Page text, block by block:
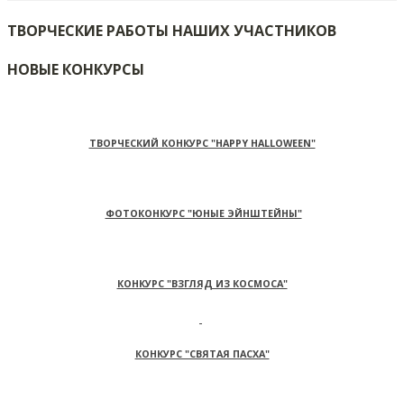
ТВОРЧЕСКИЕ РАБОТЫ НАШИХ УЧАСТНИКОВ
НОВЫЕ КОНКУРСЫ
ТВОРЧЕСКИЙ КОНКУРС "HAPPY HALLOWEEN"
ФОТОКОНКУРС "ЮНЫЕ ЭЙНШТЕЙНЫ"
КОНКУРС "ВЗГЛЯД ИЗ КОСМОСА"
КОНКУРС "СВЯТАЯ ПАСХА"